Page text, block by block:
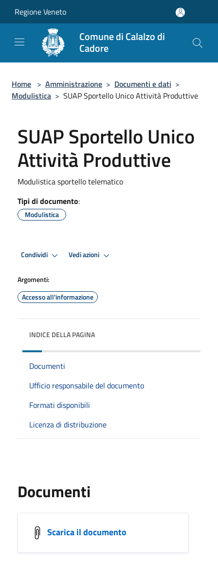
Regione Veneto
Comune di Calalzo di
Cadore
Home > Amministrazione > Documenti e dati >
Modulistica > SUAP Sportello Unico Attività Produttive
SUAP Sportello Unico
Attività Produttive
Modulistica sportello telematico
Tipi di documento:
Modulistica
Condividi Vedi azioni
Argomenti:
Accesso all'informazione
INDICE DELLA PAGINA
Documenti
Ufficio responsabile del documento
Formati disponibili
Licenza di distribuzione
Documenti
Scarica il documento